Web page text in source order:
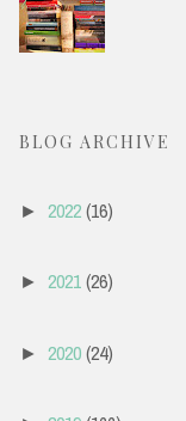
BLOG ARCHIVE
► 2022(16)
► 2021(26)
► 2020(24)